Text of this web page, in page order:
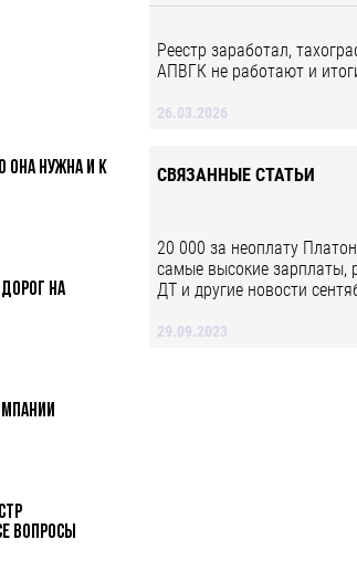
она нужна и к
на
вопросы
Реестр заработал,
АПВГК не работают и
26.03.2026
СВЯЗАННЫЕ СТАТЬИ
20 000 за неоплату
самые высокие зарплаты,
ДТ и другие новости
29.09.2023